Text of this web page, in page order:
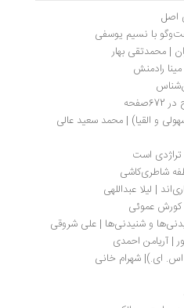
نسیم یوسفی
بهار
پیرامون پیغمبریه (سلام، سلوم، سهولی و القیا) | محمد سعید عالی
است
عبداللهی
و شنیدنی‌ها | علی شروقی
احمدی
شهرام خانی